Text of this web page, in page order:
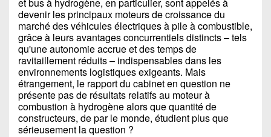
devenir les principaux moteurs de croissance du
marché des véhicules électriques à pile à combustible,
grâce à leurs avantages concurrentiels distincts – tels
qu'une autonomie accrue et des temps de
ravitaillement réduits – indispensables dans les
environnements logistiques exigeants. Mais
étrangement, le rapport du cabinet en question ne
présente pas de résultats relatifs au moteur à
combustion à hydrogène alors que quantité de
constructeurs, de par le monde, étudient plus que
sérieusement la question ?